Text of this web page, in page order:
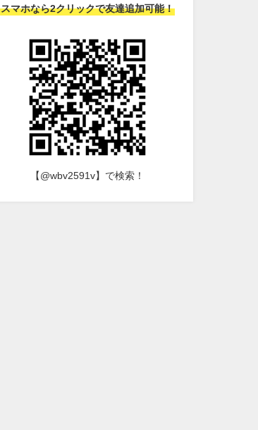
スマホなら2クリックで友達追加可能！
【@wbv2591v】で検索！